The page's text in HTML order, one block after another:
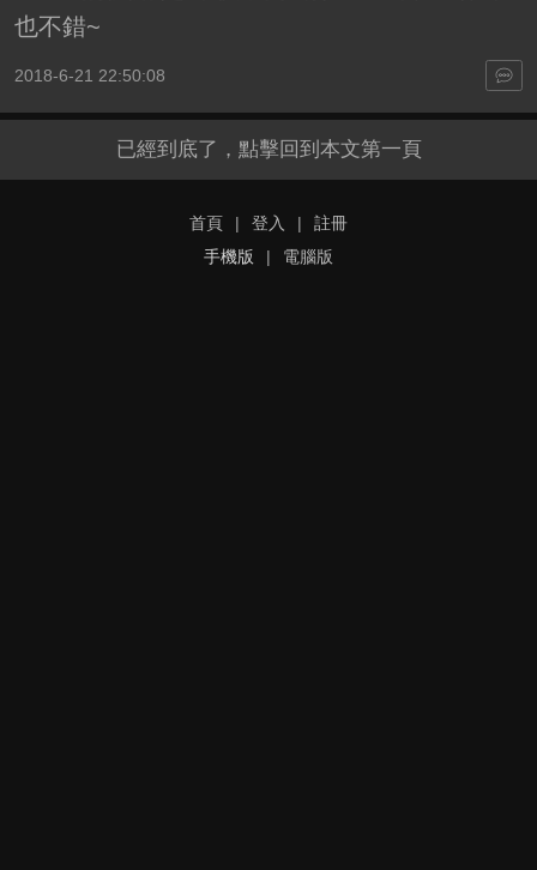
也不錯~
2018-6-21 22:50:08
已經到底了，點擊回到本文第一頁
首頁 | 登入 |
註冊
手機版
| 電腦版